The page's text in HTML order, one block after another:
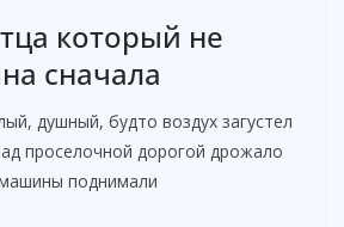
который не
сначала
душный, будто воздух загустел
проселочной дорогой дрожало
поднимали